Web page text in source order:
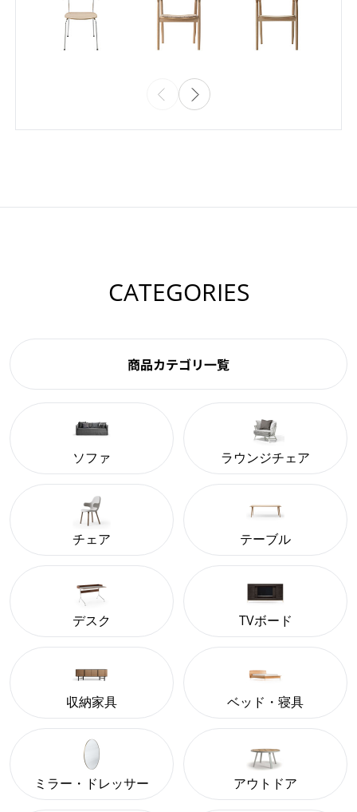
CATEGORIES
商品カテゴリ一覧
ソファ ラウンジチェア
チェア テーブル
デスク TVボード
収納家具 ベッド・寝具
ミラー・ドレッサー アウトドア